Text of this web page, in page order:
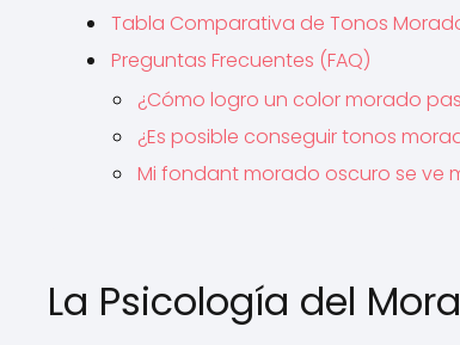
Tabla Comparativa de Tonos
Preguntas Frecuentes (FAQ)
¿Cómo logro un color morado
¿Es posible conseguir tonos
Mi fondant morado oscuro se ve
La Psicología del